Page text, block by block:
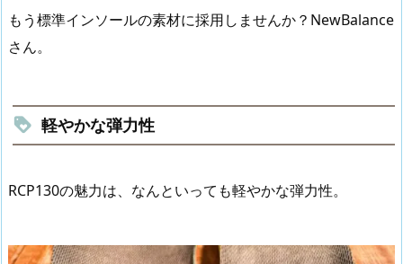
もう標準インソールの素材に採用しませんか？NewBalance
さん。
軽やかな弾力性
RCP130の魅力は、なんといっても軽やかな弾力性。